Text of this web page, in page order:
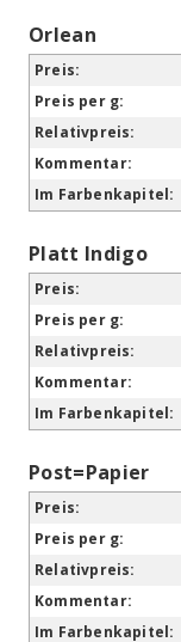
Orlean
Platt Indigo
Post=Papier